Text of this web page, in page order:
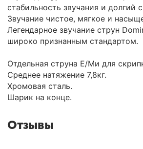
стабильность звучания и долгий
Звучание чистое, мягкое и
Легендарное звучание струн
широко признанным стандартом.
Отдельная струна Е/Ми для
Среднее натяжение 7,8кг.
Хромовая сталь.
Шарик на конце.
Отзывы